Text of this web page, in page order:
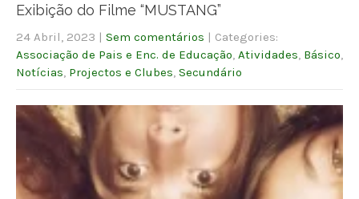
Exibição do Filme “MUSTANG”
24 Abril, 2023 | Sem comentários | Categories:
Associação de Pais e Enc. de Educação Atividades Básico
Notícias Projectos e Clubes Secundário